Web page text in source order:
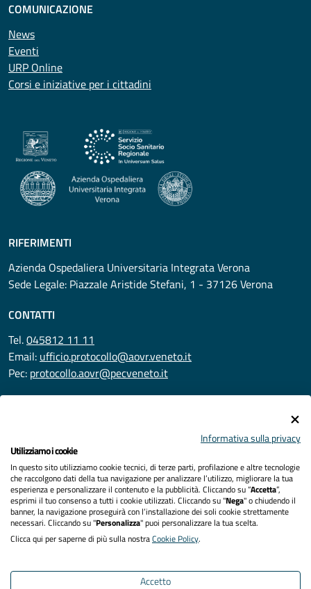
COMUNICAZIONE
News
Eventi
URP Online
Corsi e iniziative per i cittadini
RIFERIMENTI
Azienda Ospedaliera Universitaria Integrata Verona
Sede Legale: Piazzale Aristide Stefani, 1 - 37126 Verona
CONTATTI
Tel.045812 11 11
Email: ufficio.protocollo@aovr.veneto.it
Pec: protocollo.aovr@pecveneto.it
Privacy
Accessibilità
Note legali
Informativa sulla privacy
Utilizziamo i cookie
In questo sito utilizziamo cookie tecnici, di terze parti, profilazione e altre tecnologie
che raccolgono dati della tua navigazione per analizzare l’utilizzo, migliorare la tua
esperienza e personalizzare il contenuto e la pubblicità. Cliccando su “Accetta”,
esprimi il tuo consenso a tutti i cookie utilizzati. Cliccando su "Nega" o chiudendo il
banner, la navigazione proseguirà con l’installazione dei soli cookie strettamente
necessari. Cliccando su "Personalizza" puoi personalizzare la tua scelta.
Clicca qui per saperne di più sulla nostraCookie Policy.
Accetto